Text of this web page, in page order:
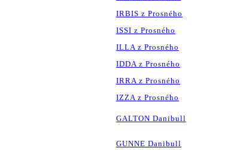
IRBIS z Prosného
ISSI z Prosného
ILLA z Prosného
IDDA z Prosného
IRRA z Prosného
IZZA z Prosného
GALTON Danibull
GUNNE Danibull